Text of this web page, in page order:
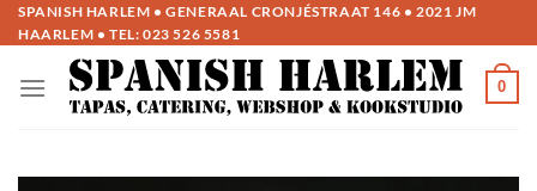
Ga
naar
SPANISH HARLEM • GENERAAL CRONJÉSTRAAT 146 • 2021 JM
HAARLEM • TEL: 023 526 5581
0